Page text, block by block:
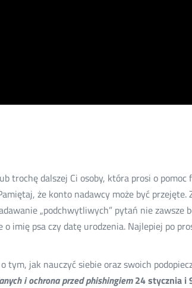
trochę dalszej Ci osoby, która prosi o
że konto nadawcy może być
„podchwytliwych” pytań nie
imię psa czy datę urodzenia. Najlepiej po
tym, jak nauczyć siebie oraz swoich
i ochrona przed phishingiem24 stycznia i